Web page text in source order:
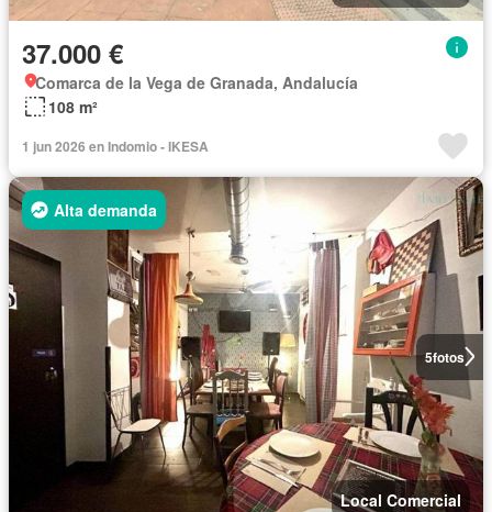
37.000 €
Comarca de la Vega de Granada, Andalucía
108 m²
1 jun 2026 en Indomio - IKESA
5fotos
Alta demanda
Local Comercial